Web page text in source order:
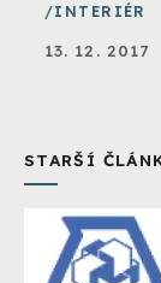
INTERIÉR
13. 12. 2017
STARŠÍ